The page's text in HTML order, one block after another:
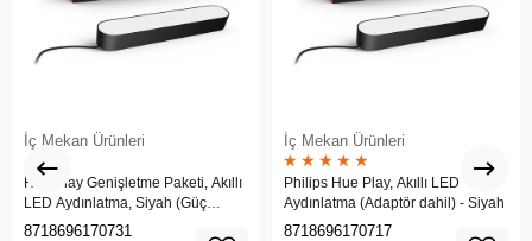
İç Mekan Ürünleri
Hue Play Genişletme Paketi, Akıllı
LED Aydınlatma, Siyah (Güç
adaptörü dahil değildir)
8718696170731
İç Mekan Ürünleri
★ ★ ★ ★ ★
Philips Hue Play, Akıllı LED
Aydınlatma (Adaptör dahil) - Siyah
8718696170717